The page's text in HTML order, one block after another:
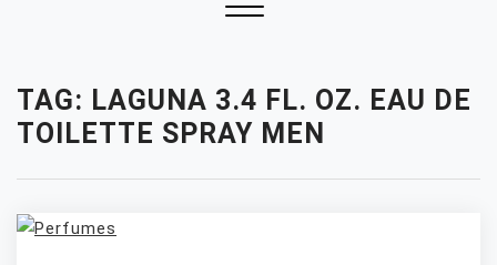
TAG: LAGUNA 3.4 FL. OZ. EAU DE
TOILETTE SPRAY MEN